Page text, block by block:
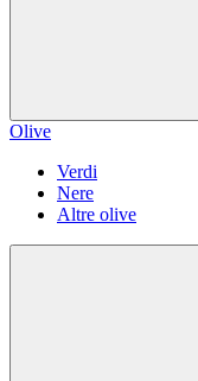
Olive
Verdi
Nere
Altre olive